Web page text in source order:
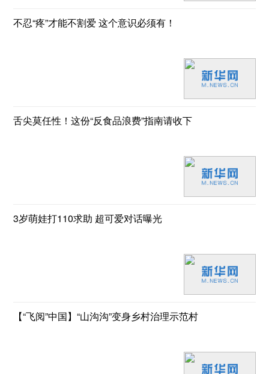
不忍“疼”才能不割爱 这个意识必须有！
舌尖莫任性！这份“反食品浪费”指南请收下
3岁萌娃打110求助 超可爱对话曝光
【“飞阅”中国】“山沟沟”变身乡村治理示范村